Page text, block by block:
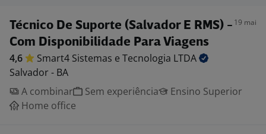
Técnico De Suporte (Salvador E RMS) -
Com Disponibilidade Para Viagens
19 mai
4,6 Smart4 Sistemas e Tecnologia LTDA
Salvador - BA
A combinar
Sem experiência
Ensino Superior
Home office